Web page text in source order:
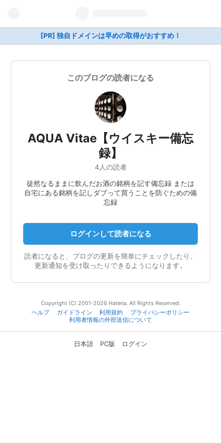
[PR] 独自ドメインは早めの取得がおすすめ！
このブログの読者になる
AQUA Vitae【ウイスキー備忘
録】
4人の読者
徒然なるままに飲んだお酒の銘柄を記す備忘録 または
自宅にある銘柄を記しダブって買うことを防ぐための備
忘録
ログインして読者になる
読者になると、ブログの更新を簡単にチェックしたり、
更新通知を受け取ったりできるようになります。
Copyright (C) 2001-2026 Hatena. All Rights Reserved.
ヘルプ
ガイドライン 利用規約
プライバシーポリシー
利用者情報の外部送信について
日本語 PC版 ログイン